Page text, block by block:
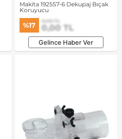
Makita 192557-6 Dekupaj Bıçak
Koruyucu
%17 0,00 TL
0,00 TL
Gelince Haber Ver